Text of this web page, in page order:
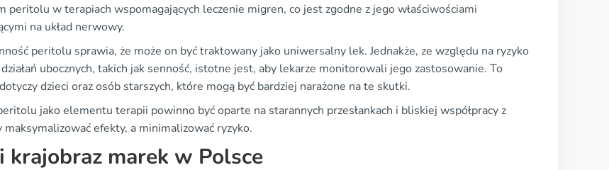
peritolu w terapiach wspomagających leczenie migren, co jest zgodne z jego właściwościami
na układ nerwowy.
peritolu sprawia, że może on być traktowany jako uniwersalny lek. Jednakże, ze względu na ryzyko
ubocznych, takich jak senność, istotne jest, aby lekarze monitorowali jego zastosowanie. To
dzieci oraz osób starszych, które mogą być bardziej narażone na te skutki.
jako elementu terapii powinno być oparte na starannych przesłankach i bliskiej współpracy z
maksymalizować efekty, a minimalizować ryzyko.
krajobraz marek w Polsce